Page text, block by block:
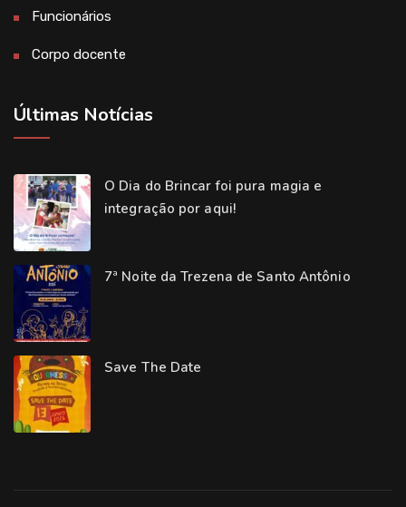
Funcionários
Corpo docente
Últimas Notícias
O Dia do Brincar foi pura magia e
integração por aqui!
7ª Noite da Trezena de Santo Antônio
Save The Date